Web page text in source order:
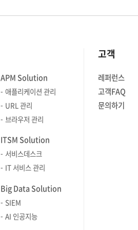
APM Solution
애플리케이션 관리
URL 관리
브라우저 관리
ITSM Solution
서비스데스크
IT 서비스 관리
Big Data Solution
SIEM
AI 인공지능
고객
레퍼런스
고객FAQ
문의하기